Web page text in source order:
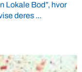
tider. VBF byder